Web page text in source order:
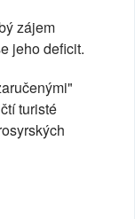
zájem
jeho deficit.
turisté